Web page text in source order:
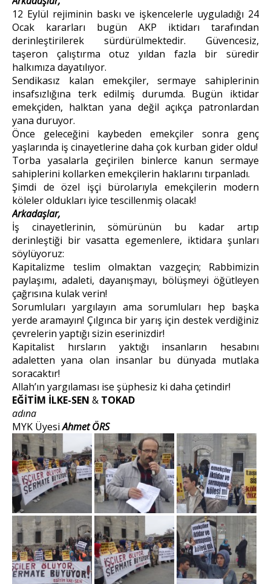
12 Eylül rejiminin baskı ve işkencelerle uyguladığı 24
Ocak kararları bugün AKP iktidarı tarafından
derinleştirilerek sürdürülmektedir. Güvencesiz,
taşeron çalıştırma otuz yıldan fazla bir süredir
halkımıza dayatılıyor.
Sendikasız kalan emekçiler, sermaye sahiplerinin
insafsızlığına terk edilmiş durumda. Bugün iktidar
emekçiden, halktan yana değil açıkça patronlardan
yana duruyor.
Önce geleceğini kaybeden emekçiler sonra genç
yaşlarında iş cinayetlerine daha çok kurban gider oldu!
Torba yasalarla geçirilen binlerce kanun sermaye
sahiplerini kollarken emekçilerin haklarını tırpanladı.
Şimdi de özel işçi bürolarıyla emekçilerin modern
köleler oldukları iyice tescillenmiş olacak!
Arkadaşlar,
İş cinayetlerinin, sömürünün bu kadar artıp
derinleştiği bir vasatta egemenlere, iktidara şunları
söylüyoruz:
Kapitalizme teslim olmaktan vazgeçin; Rabbimizin
paylaşımı, adaleti, dayanışmayı, bölüşmeyi öğütleyen
çağrısına kulak verin!
Sorumluları yargılayın ama sorumluları hep başka
yerde aramayın! Çılgınca bir yarış için destek verdiğiniz
çevrelerin yaptığı sizin eserinizdir!
Kapitalist hırsların yaktığı insanların hesabını
adaletten yana olan insanlar bu dünyada mutlaka
soracaktır!
Allah’ın yargılaması ise şüphesiz ki daha çetindir!
EĞİTİM İLKE-SEN & TOKAD
adına
MYK ÜyesiAhmet ÖRS